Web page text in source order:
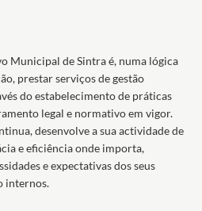
Municipal de Sintra é, numa lógica
prestar serviços de gestão
do estabelecimento de práticas
legal e normativo em vigor.
desenvolve a sua actividade de
e eficiência onde importa,
e expectativas dos seus
internos.